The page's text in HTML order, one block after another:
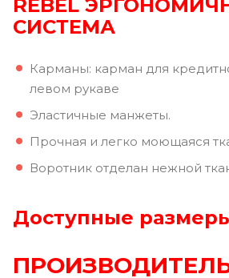
REBEL
СИСТЕМА
Карманы: карман для
левом рукаве
Эластичные манжеты.
Прочная и легко моющаяся
Воротник отделан нежной
Доступные